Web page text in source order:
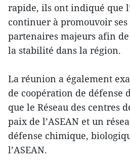
rapide, ils ont indiqué que
continuer à promouvoir
partenaires majeurs afin
la stabilité dans la région.
La réunion a également
de coopération de défense
que le Réseau des centres
paix de l’ASEAN et un
défense chimique,
l’ASEAN.